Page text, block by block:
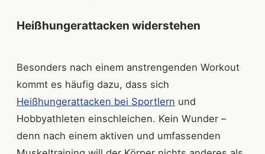
Heißhungerattacken widerstehen
Besonders nach einem anstrengenden Workout
kommt es häufig dazu, dass sich
Heißhungerattacken bei Sportlern und
Hobbyathleten einschleichen. Kein Wunder –
denn nach einem aktiven und umfassenden